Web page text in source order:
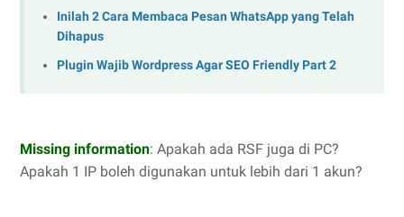
Inilah 2 Cara Membaca Pesan WhatsApp yang Telah
Dihapus
Plugin Wajib Wordpress Agar SEO Friendly Part 2
Missing information: Apakah ada RSF juga di PC?
Apakah 1 IP boleh digunakan untuk lebih dari 1 akun?